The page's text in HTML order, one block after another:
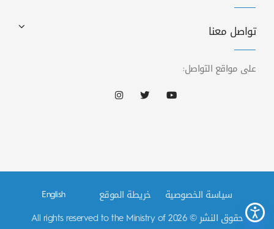
تواصل معنا
على مواقع التواصل:
حقوق النشر © 2026 All rights reserved to the Ministry of
سياسة الخصوصية خريطة الموقع English